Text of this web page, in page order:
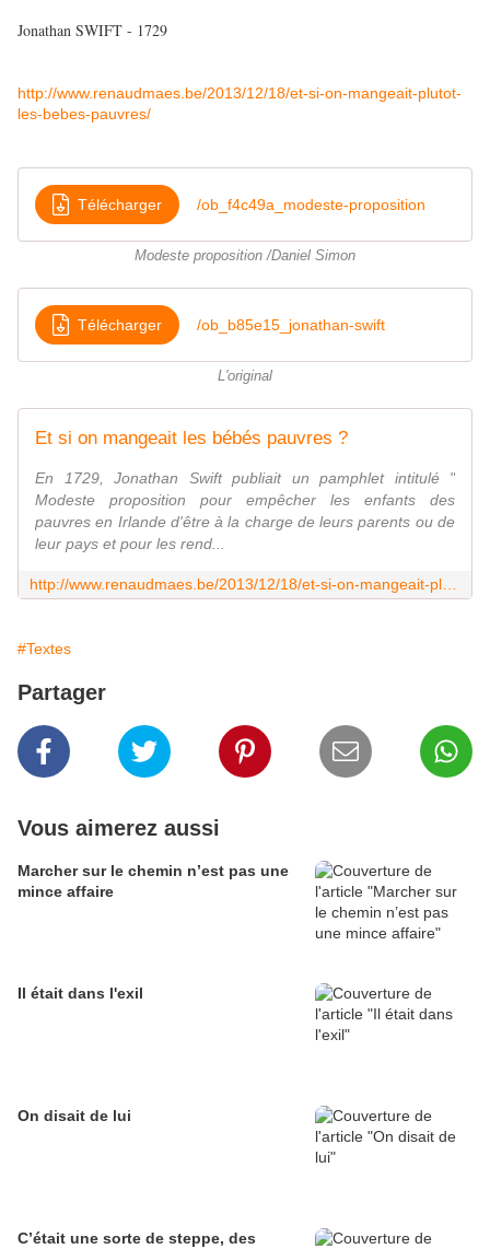
Jonathan SWIFT - 1729
http://www.renaudmaes.be/2013/12/18/et-si-on-mangeait-plutot-
les-bebes-pauvres/
Télécharger /ob_f4c49a_modeste-proposition
Modeste proposition /Daniel Simon
Télécharger /ob_b85e15_jonathan-swift
L'original
Et si on mangeait les bébés pauvres ?
En 1729, Jonathan Swift publiait un pamphlet intitulé "
Modeste proposition pour empêcher les enfants des
pauvres en Irlande d'être à la charge de leurs parents ou de
leur pays et pour les rend...
#Textes
Partager
Vous aimerez aussi
Marcher sur le chemin n’est pas une
mince affaire
Il était dans l'exil
On disait de lui
C’était une sorte de steppe, des